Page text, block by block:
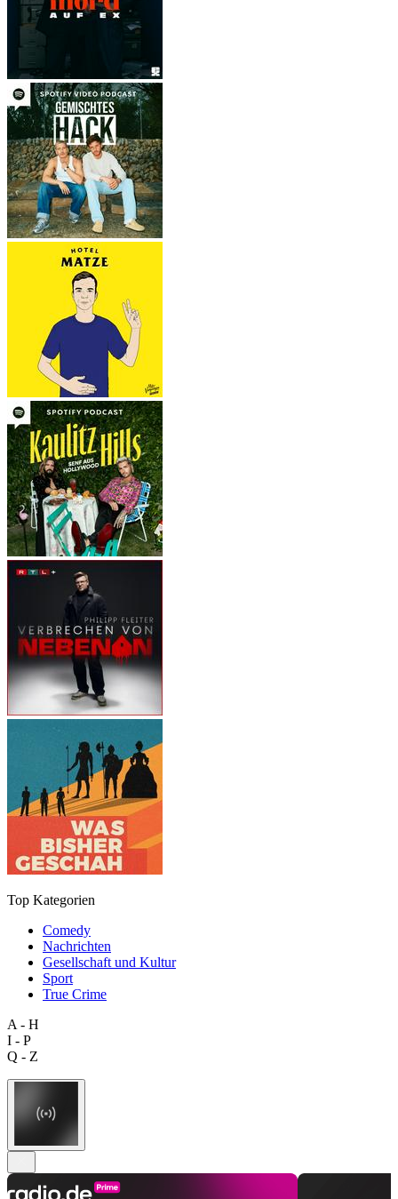
Top Kategorien
Comedy
Nachrichten
Gesellschaft und Kultur
Sport
True Crime
A - H
I - P
Q - Z